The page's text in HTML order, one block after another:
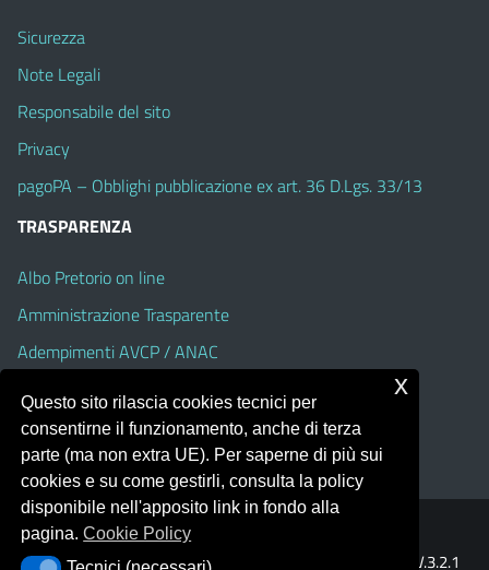
Sicurezza
Note Legali
Responsabile del sito
Privacy
pagoPA – Obblighi pubblicazione ex art. 36 D.Lgs. 33/13
TRASPARENZA
Albo Pretorio on line
Amministrazione Trasparente
Adempimenti AVCP / ANAC
Dichiarazione di accessibilità
Portale realizzato con la piattaforma
Template Italia configurato sul tema accessibile
V.3.2.1
Questo sito rilascia cookies tecnici per
consentirne il funzionamento, anche di terza
parte (ma non extra UE). Per saperne di più sui
cookies e su come gestirli, consulta la policy
disponibile nell'apposito link in fondo alla
pagina.Cookie Policy
x